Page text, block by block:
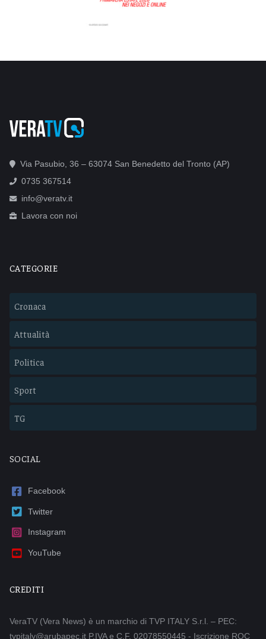
Via Pasubio, 36 – 63074 San Benedetto del Tronto (AP)
0735 367514
info@veratv.it
Lavora con noi
CATEGORIE
Cronaca
Attualità
Politica
Sport
TG
SOCIAL
Facebook
Twitter
Instagram
YouTube
CREDITI
VeraTV (Vera News) è un marchio di TVP ITALY S.r.l. – PEC:
tvpitaly@arubapec.it P.IVA e C.F. 02078550445 - Iscrizione ROC